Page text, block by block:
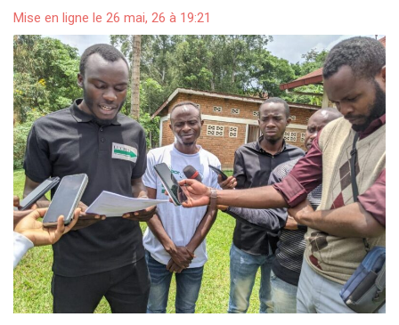
Mise en ligne le 26 mai, 26 à 19:21